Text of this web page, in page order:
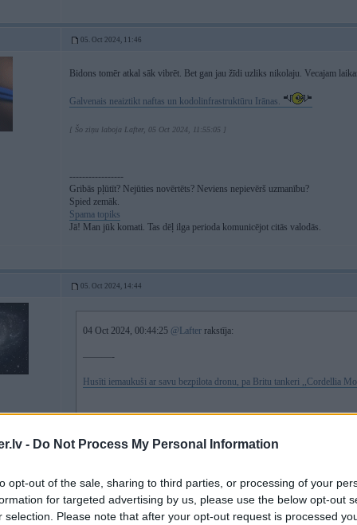
- Do Not Process My Personal Information
opt-out of the sale, sharing to third parties, or processing of your
for targeted advertising by us, please use the below opt-out
selection. Please note that after your opt-out request is processed
05. Oct 2024, 11:46
Bidons tomēr atkal sāk vibrēt. Bet gan jau žīdi uzliks nikolaju. Vecajam
Galvenais neaiztikt naftas un kodolinfrastruktūru Irānas.
[ Šo ziņu laboja Lafter, 05 Oct 2024, 11:55:05 ]
-----------------
Gribās pļūtīt? Nejūties novērtēts? Neviens nepievērš uzmanību?
Spied zemāk.
Spama topiks
Jā! Man jūk komati. Tas dēļ ilga perioda komunicējot citās valodās.
05. Oct 2024, 14:44
04 Oct 2024, 00:44:25 @Lafter rakstīja:
———-
Husīti iemaukuši ar savu bezpilota dronu, pa Britu tankeri ,,Cordellia
https://m.youtube.com/watch?v=ggIxw2y9cOU
Tur gan pēctam visiem viss ok, izrādās uzbrukts ne ar vienu vien. Bet mauc